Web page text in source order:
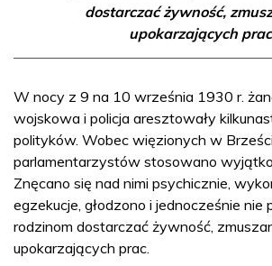
dostarczać żywność,
upokarzających
W nocy z 9 na 10 września 1930 r.
wojskowa i policja aresztowały
polityków. Wobec więzionych w
parlamentarzystów stosowano
Znęcano się nad nimi psychicznie,
egzekucje, głodzono i jednocześnie nie
rodzinom dostarczać żywność,
upokarzających prac.